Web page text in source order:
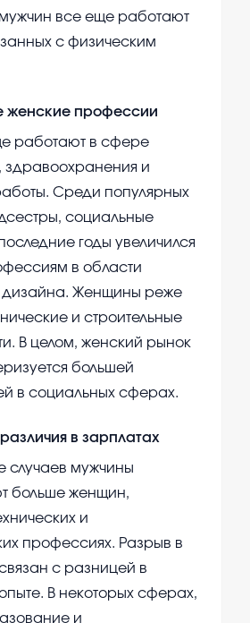
все еще работают
с физическим
женские профессии
работают в сфере
здравоохранения и
Среди популярных
социальные
годы увеличился
в области
дизайна. Женщины реже
и строительные
В целом, женский рынок
большей
в социальных сферах.
в зарплатах
случаев мужчины
больше женщин,
и
профессиях. Разрыв в
с разницей в
В некоторых сферах,
и